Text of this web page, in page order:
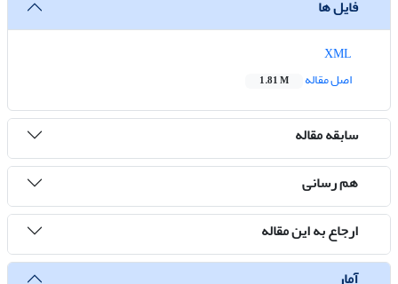
فایل ها
اصل مقاله
1.81 M
سابقه مقاله
هم رسانی
ارجاع به این مقاله
آمار